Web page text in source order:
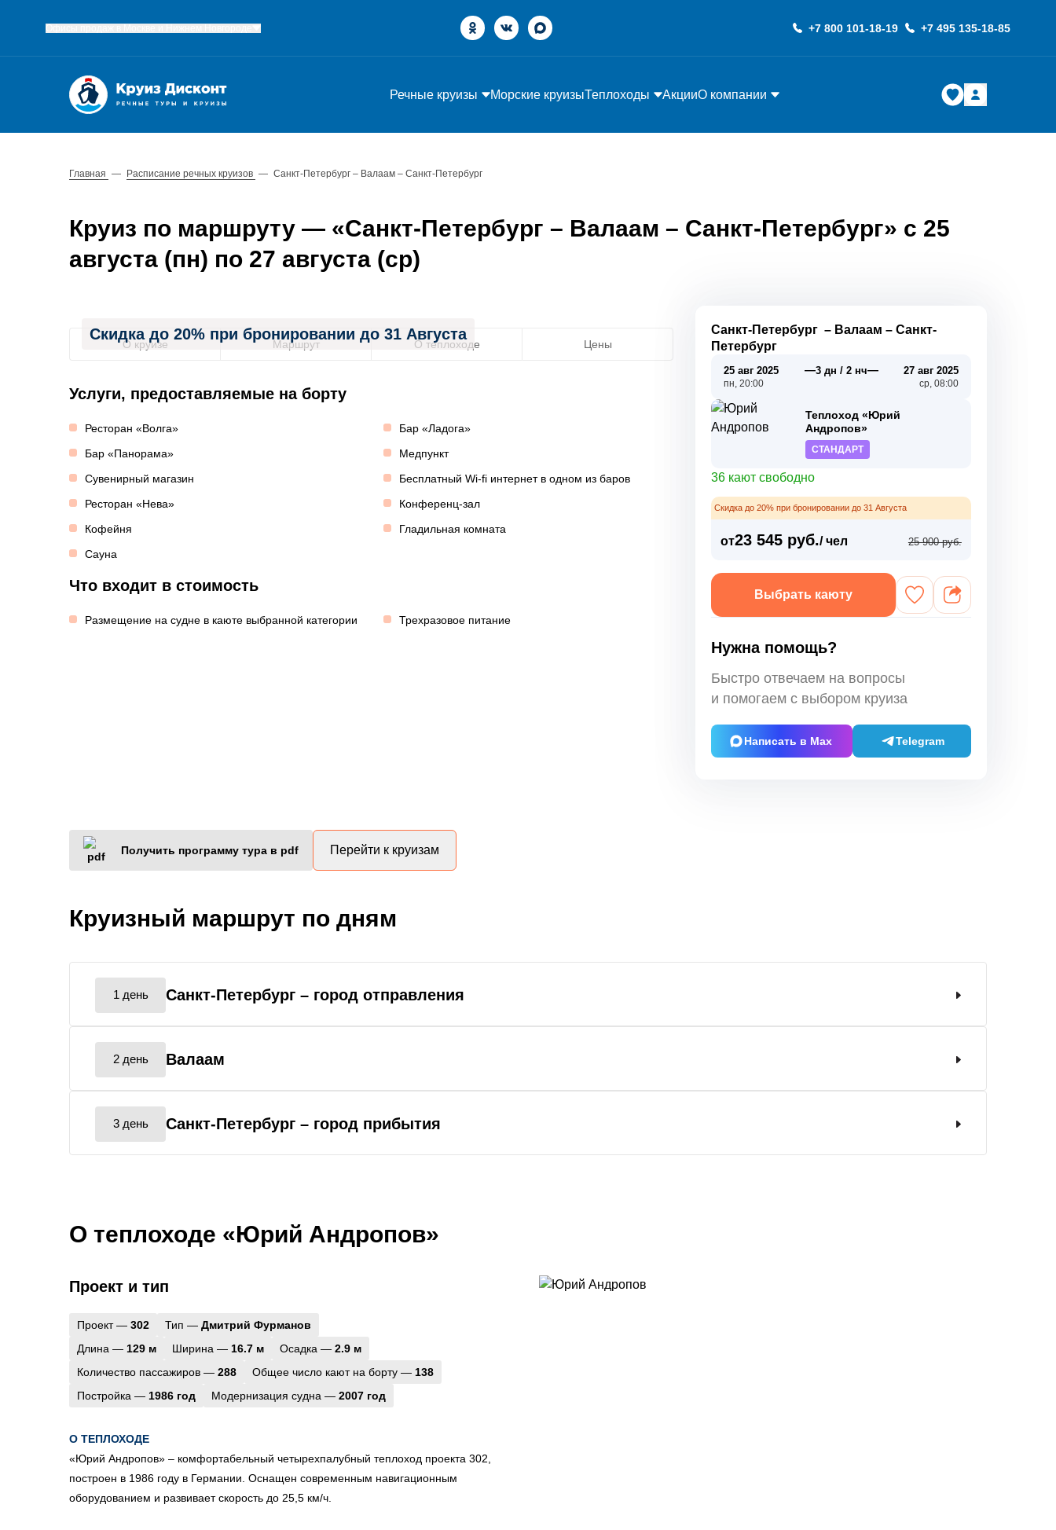
+7 800 101-18-19 +7 495 135-18-85
Речные круизы Морские круизыТеплоходы АкцииО компании
Главная — Расписание речных круизов — Санкт-Петербург – Валаам – Санкт-Петербург
Круиз по маршруту — «Санкт-Петербург – Валаам – Санкт-Петербург» с 25
августа (пн) по 27 августа (ср)
Скидка до 20% при бронировании до 31 Августа
О круизе Маршрут О теплоходе Цены
Услуги, предоставляемые на борту
Ресторан «Волга»
Бар «Ладога»
Бар «Панорама»
Медпункт
Сувенирный магазин
Бесплатный Wi-fi интернет в одном из баров
Ресторан «Нева»
Конференц-зал
Кофейня
Гладильная комната
Сауна
Что входит в стоимость
Размещение на судне в каюте выбранной категории Трехразовое питание
Санкт-Петербург – Валаам –Санкт-
Петербург
25 авг 2025
пн, 20:00
—3 дн / 2 нч— 27 авг 2025
ср, 08:00
Теплоход «Юрий
Андропов»
СТАНДАРТ
36 кают свободно
Скидка до 20% при бронировании до 31 Августа
от23 545 руб./ чел 25 900 руб.
Выбрать каюту
Нужна помощь?
Быстро отвечаем на вопросы
и помогаем с выбором круиза
Написать в Max Telegram
Получить программу тура в pdf Перейти к круизам
Круизный маршрут по дням
1 день Санкт-Петербург – город отправления
2 день Валаам
3 день Санкт-Петербург – город прибытия
О теплоходе «Юрий Андропов»
Проект и тип
Проект — 302 Тип — Дмитрий Фурманов
Длина — 129 м Ширина — 16.7 м Осадка — 2.9 м
Количество пассажиров — 288 Общее число кают на борту — 138
Постройка — 1986 год Модернизация судна — 2007 год
О ТЕПЛОХОДЕ
«Юрий Андропов» – комфортабельный четырехпалубный теплоход проекта 302,
построен в 1986 году в Германии. Оснащен современным навигационным
оборудованием и развивает скорость до 25,5 км/ч.